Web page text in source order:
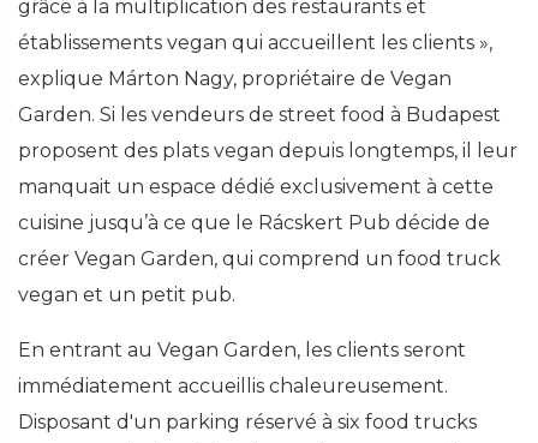
grâce à la multiplication des restaurants et
établissements vegan qui accueillent les clients »,
explique Márton Nagy, propriétaire de Vegan
Garden. Si les vendeurs de street food à Budapest
proposent des plats vegan depuis longtemps, il leur
manquait un espace dédié exclusivement à cette
cuisine jusqu’à ce que le Rácskert Pub décide de
créer Vegan Garden, qui comprend un food truck
vegan et un petit pub.
En entrant au Vegan Garden, les clients seront
immédiatement accueillis chaleureusement.
Disposant d'un parking réservé à six food trucks